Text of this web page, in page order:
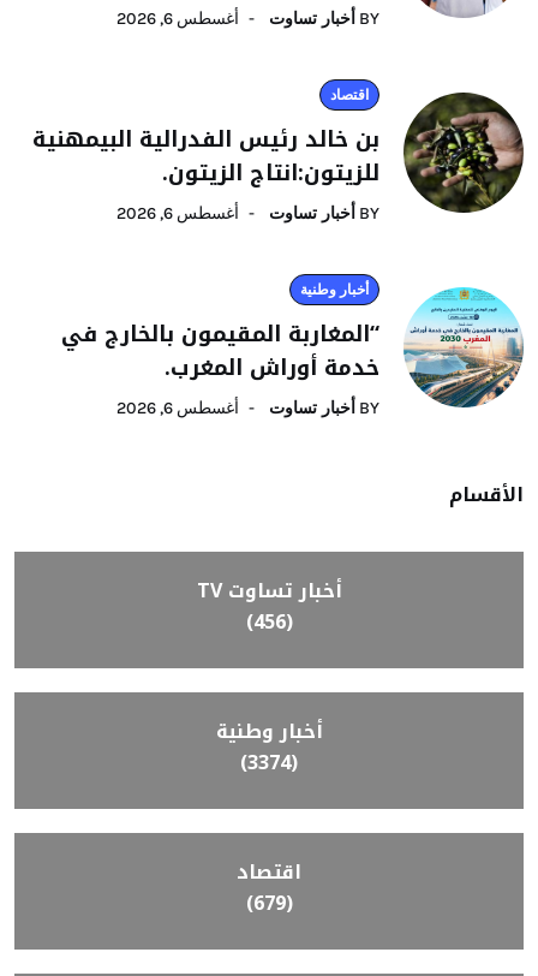
BY أخبار تساوت أغسطس 6, 2026
اقتصاد
بن خالد رئيس الفدرالية البيمهنية
للزيتون:انتاج الزيتون.
BY أخبار تساوت أغسطس 6, 2026
أخبار وطنية
“المغاربة المقيمون بالخارج في
خدمة أوراش المغرب.
BY أخبار تساوت أغسطس 6, 2026
الأقسام
أخبار تساوت TV
(456)
أخبار وطنية
(3374)
اقتصاد
(679)